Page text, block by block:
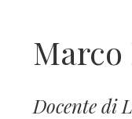
Marco
Docente di